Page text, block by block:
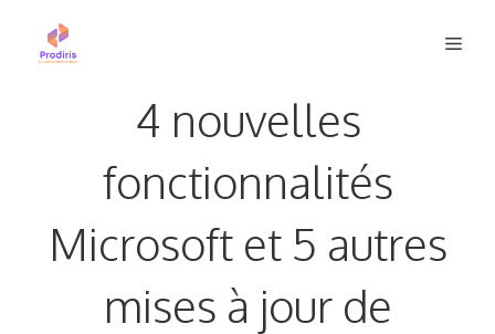
4 nouvelles
fonctionnalités
Microsoft et 5 autres
mises à jour de